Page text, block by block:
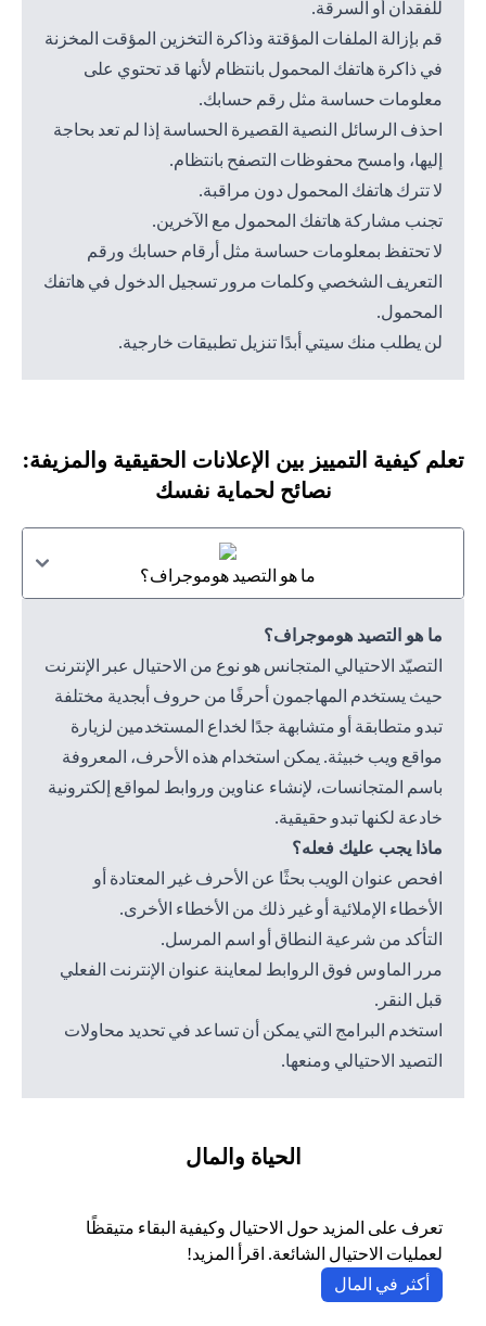
للفقدان أو السرقة.
قم بإزالة الملفات المؤقتة وذاكرة التخزين المؤقت المخزنة
في ذاكرة هاتفك المحمول بانتظام لأنها قد تحتوي على
معلومات حساسة مثل رقم حسابك.
احذف الرسائل النصية القصيرة الحساسة إذا لم تعد بحاجة
إليها، وامسح محفوظات التصفح بانتظام.
لا تترك هاتفك المحمول دون مراقبة.
تجنب مشاركة هاتفك المحمول مع الآخرين.
لا تحتفظ بمعلومات حساسة مثل أرقام حسابك ورقم
التعريف الشخصي وكلمات مرور تسجيل الدخول في هاتفك
المحمول.
لن يطلب منك سيتي أبدًا تنزيل تطبيقات خارجية.
تعلم كيفية التمييز بين الإعلانات الحقيقية والمزيفة:
نصائح لحماية نفسك
ما هو التصيد هوموجراف؟
ما هو التصيد هوموجراف؟
التصيّد الاحتيالي المتجانس هو نوع من الاحتيال عبر الإنترنت
حيث يستخدم المهاجمون أحرفًا من حروف أبجدية مختلفة
تبدو متطابقة أو متشابهة جدًا لخداع المستخدمين لزيارة
مواقع ويب خبيثة. يمكن استخدام هذه الأحرف، المعروفة
باسم المتجانسات، لإنشاء عناوين وروابط لمواقع إلكترونية
خادعة لكنها تبدو حقيقية.
ماذا يجب عليك فعله؟
افحص عنوان الويب بحثًا عن الأحرف غير المعتادة أو
الأخطاء الإملائية أو غير ذلك من الأخطاء الأخرى.
التأكد من شرعية النطاق أو اسم المرسل.
مرر الماوس فوق الروابط لمعاينة عنوان الإنترنت الفعلي
قبل النقر.
استخدم البرامج التي يمكن أن تساعد في تحديد محاولات
التصيد الاحتيالي ومنعها.
الحياة والمال
تعرف على المزيد حول الاحتيال وكيفية البقاء متيقظًا
لعمليات الاحتيال الشائعة. اقرأ المزيد!
أكثر في المال